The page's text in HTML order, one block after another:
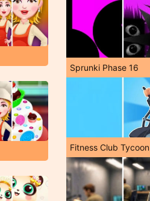
Sprunki Phase 16
Fitness Club Tycoon